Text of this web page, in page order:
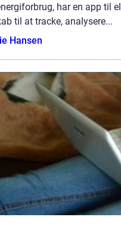
har en app til
til at tracke, analysere...
Hansen